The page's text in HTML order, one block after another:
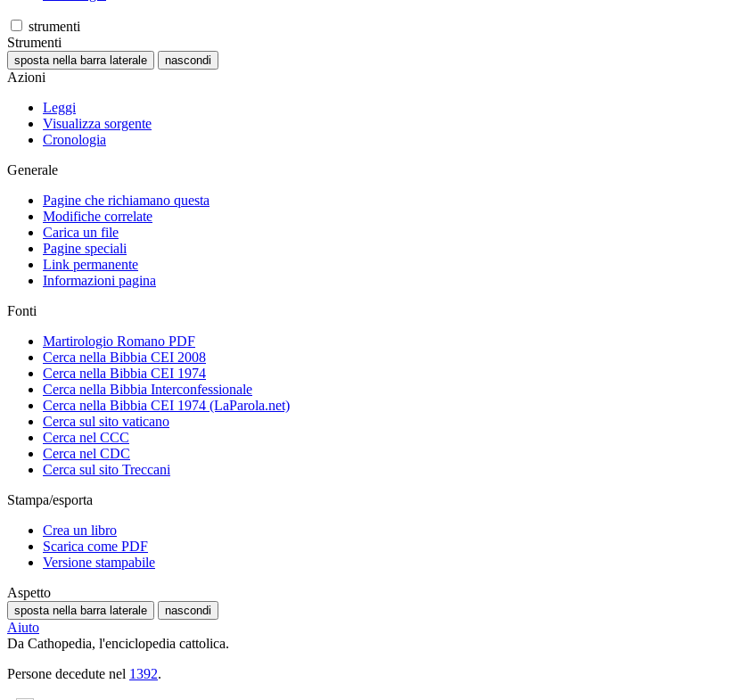
strumenti
Strumenti
sposta nella barra laterale nascondi
Azioni
Leggi
Visualizza sorgente
Cronologia
Generale
Pagine che richiamano questa
Modifiche correlate
Carica un file
Pagine speciali
Link permanente
Informazioni pagina
Fonti
Martirologio Romano PDF
Cerca nella Bibbia CEI 2008
Cerca nella Bibbia CEI 1974
Cerca nella Bibbia Interconfessionale
Cerca nella Bibbia CEI 1974 (LaParola.net)
Cerca sul sito vaticano
Cerca nel CCC
Cerca nel CDC
Cerca sul sito Treccani
Stampa/esporta
Crea un libro
Scarica come PDF
Versione stampabile
Aspetto
sposta nella barra laterale nascondi
Aiuto
Da Cathopedia, l'enciclopedia cattolica.
Persone decedute nel 1392.